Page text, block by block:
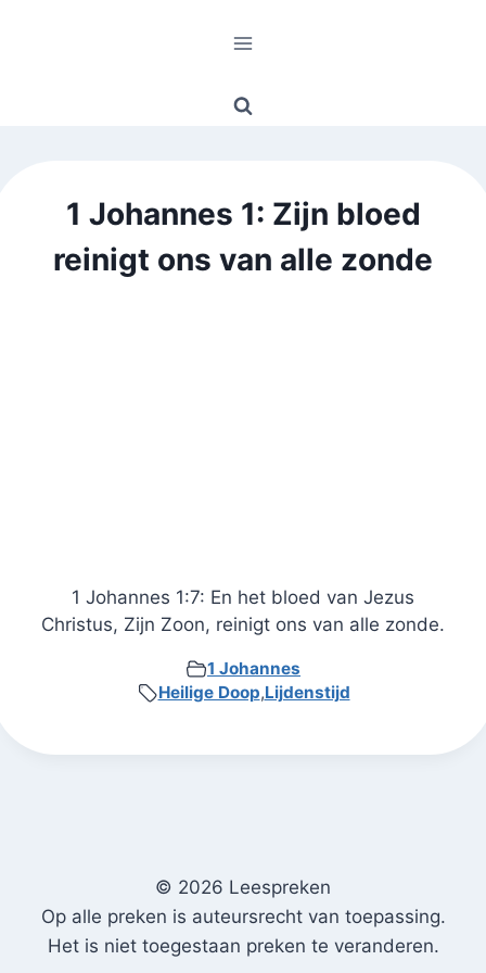
1 Johannes 1: Zijn bloed
reinigt ons van alle zonde
1 Johannes 1:7: En het bloed van Jezus
Christus, Zijn Zoon, reinigt ons van alle zonde.
1 Johannes
Heilige Doop,Lijdenstijd
© 2026 Leespreken
Op alle preken is auteursrecht van toepassing.
Het is niet toegestaan preken te veranderen.